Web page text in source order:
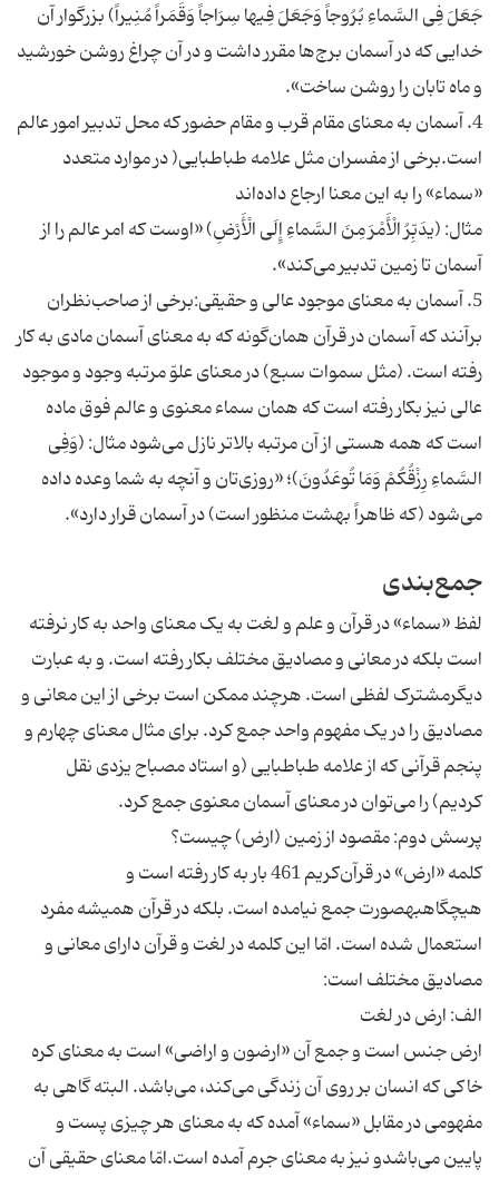
جَعَلَ فِی السَّماءِ بُرُوجاً وَجَعَلَ فِیها سِرَاجاً وَقَمَراً مُنِیراً) بزرگوار آن
خدایی که در آسمان برج‌ها مقرر داشت و در آن چراغ روشن خورشید
و ماه تابان را روشن ساخت».
4. آسمان به معنای مقام قرب و مقام حضور که محل تدبیر امور عالم
است.برخی از مفسران مثل علامه طباطبایی( در موارد متعدد
«سماء» را به این معنا ارجاع داده‌اند
مثال: (یدَبِّرُ الْأَمْرَ مِنَ السَّماءِ إِلَی الْأَرْضِ) «اوست که امر عالم را از
آسمان تا زمین تدبیر می‌کند».
5. آسمان به معنای موجود عالی و حقیقی:برخی از صاحب‌نظران
برآنند که آسمان در قرآن همان‌گونه که به معنای آسمان مادی به کار
رفته است. (مثل سموات سبع) در معنای علوّ مرتبه وجود و موجود
عالی نیز بکار رفته است که همان سماء معنوی و عالم فوق ماده
است که همه هستی از آن مرتبه بالاتر نازل می‌شود مثال: (وَفِی
السَّماءِ رِزْقُکُمْ وَمَا تُوعَدُونَ)؛ «روزی‌تان و آنچه به شما وعده داده
می‌شود (که ظاهراً بهشت منظور است) در آسمان قرار دارد».
جمع‌بندی
لفظ «سماء» در قرآن و علم و لغت به یک معنای واحد به کار نرفته
است بلکه در معانی و مصادیق مختلف بکار رفته است. و به عبارت
دیگرمشترک لفظی است. هرچند ممکن است برخی از این معانی و
مصادیق را در یک مفهوم واحد جمع کرد. برای مثال معنای چهارم و
پنجم قرآنی که از علامه طباطبایی (و استاد مصباح یزدی نقل
کردیم) را می‌توان در معنای آسمان معنوی جمع کرد.
پرسش دوم: مقصود از زمین (ارض) چیست؟
کلمه «ارض» در قرآن‌کریم 461 بار به کار رفته است و
هیچگاهبهصورت جمع نیامده است. بلکه در قرآن همیشه مفرد
استعمال شده است. امّا این کلمه در لغت و قرآن دارای معانی و
مصادیق مختلف است:
الف: ارض در لغت
ارض جنس است و جمع آن «ارضون و اراضی» است به معنای کره
خاکی که انسان بر روی آن زندگی می‌کند، می‌باشد. البته گاهی به
مفهومی در مقابل «سماء» آمده که به معنای هر چیزی پست و
پایین می‌باشدو نیز به معنای جرم آمده است.امّا معنای حقیقی آن